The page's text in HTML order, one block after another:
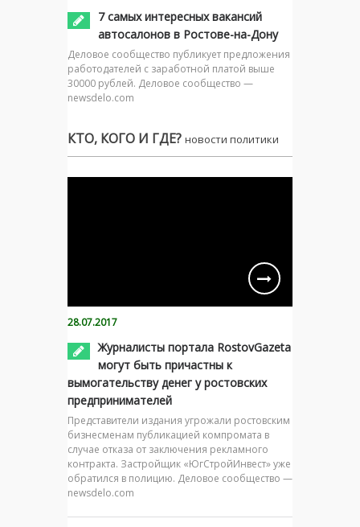
7 самых интересных вакансий
автосалонов в Ростове-на-Дону
Деловое сообщество публикует предложения
работодателей с заработной платой выше
30000 рублей. Деловое сообщество —
newsdelo.com
КТО, КОГО И ГДЕ? новости политики
28.07.2017
Журналисты портала RostovGazeta
могут быть причастны к
вымогательству денег у ростовских
предпринимателей
Представители издания угрожали ростовским
бизнесменам публикацией компромата в
случае отказа от заключения рекламного
контракта. Застройщик «ЮгСтройИнвест» уже
обратился в полицию. Деловое сообщество —
newsdelo.com